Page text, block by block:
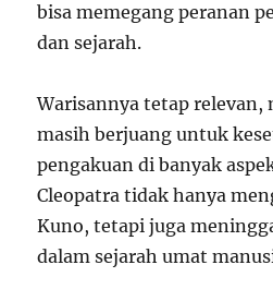
bisa memegang peranan
dan sejarah.
Warisannya tetap
masih berjuang untuk
pengakuan di banyak
Cleopatra tidak hanya
Kuno, tetapi juga
dalam sejarah umat